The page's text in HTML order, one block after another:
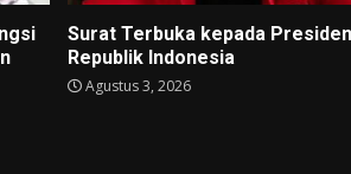
Surat Terbuka kepada Presiden
Republik Indonesia
Agustus 3, 2026